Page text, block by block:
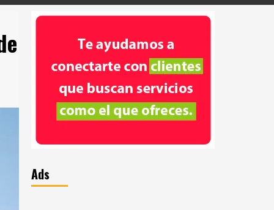
Ads